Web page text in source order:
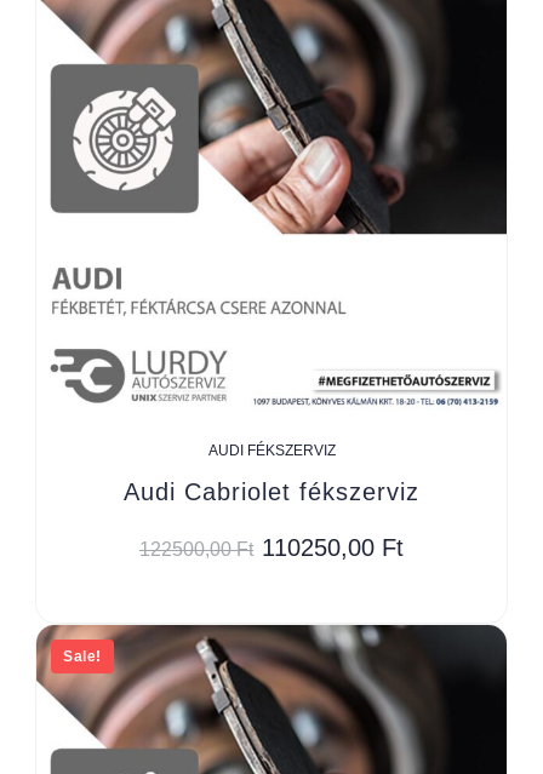
AUDI FÉKSZERVIZ
Audi Cabriolet fékszerviz
122500,00Ft 110250,00 Ft
Sale!